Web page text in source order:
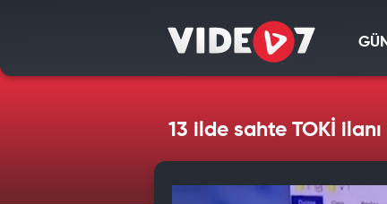
13 ilde sahte TOKİ